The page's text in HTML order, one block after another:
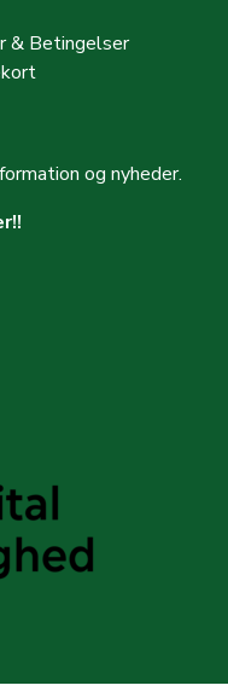
& Betingelser
og nyheder.